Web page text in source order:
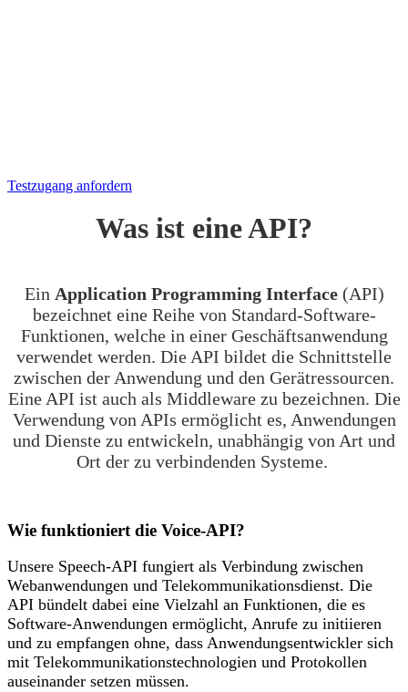
Testzugang anfordern
Was ist eine API?
Ein Application Programming Interface(API)
bezeichnet eine Reihe von Standard-Software-
Funktionen, welche in einer Geschäftsanwendung
verwendet werden. Die API bildet die Schnittstelle
zwischen der Anwendung und den Gerätressourcen.
Eine API ist auch als Middleware zu bezeichnen. Die
Verwendung von APIs ermöglicht es, Anwendungen
und Dienste zu entwickeln, unabhängig von Art und
Ort der zu verbindenden Systeme.
Wie funktioniert die Voice-API?
Unsere Speech-API fungiert als Verbindung zwischen
Webanwendungen und Telekommunikationsdienst. Die
API bündelt dabei eine Vielzahl an Funktionen, die es
Software-Anwendungen ermöglicht, Anrufe zu initiieren
und zu empfangen ohne, dass Anwendungsentwickler sich
mit Telekommunikationstechnologien und Protokollen
auseinander setzen müssen.